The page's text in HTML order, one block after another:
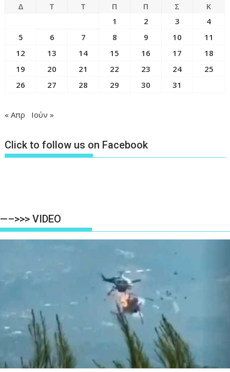
Δ Τ Τ Π Π Σ
Κ
1
2 3
4
5
6 7 8 9 10
11
12
13 14 15 16 17
18
19
20 21 22 23 24
25
26
27 28 29 30 31
« Απρ Ιούν »
Click to follow us on Facebook
—–>>> VIDEO